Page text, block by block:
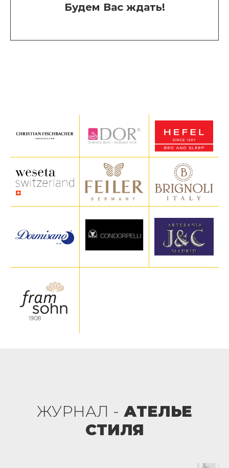
Будем Вас ждать!
ЖУРНАЛ - АТЕЛЬЕ
СТИЛЯ